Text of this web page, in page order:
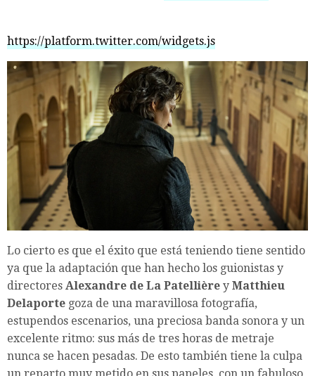
https://platform.twitter.com/widgets.js
Lo cierto es que el éxito que está teniendo tiene sentido
ya que la adaptación que han hecho los guionistas y
directores Alexandre de La Patellière y Matthieu
Delaporte goza de una maravillosa fotografía,
estupendos escenarios, una preciosa banda sonora y un
excelente ritmo: sus más de tres horas de metraje
nunca se hacen pesadas. De esto también tiene la culpa